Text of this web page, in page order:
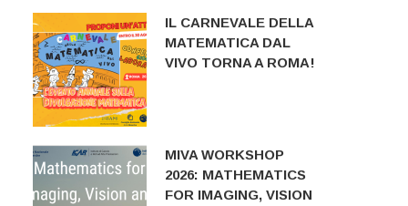
IL CARNEVALE DELLA
MATEMATICA DAL
VIVO TORNA A ROMA!
MIVA WORKSHOP
2026: MATHEMATICS
FOR IMAGING, VISION